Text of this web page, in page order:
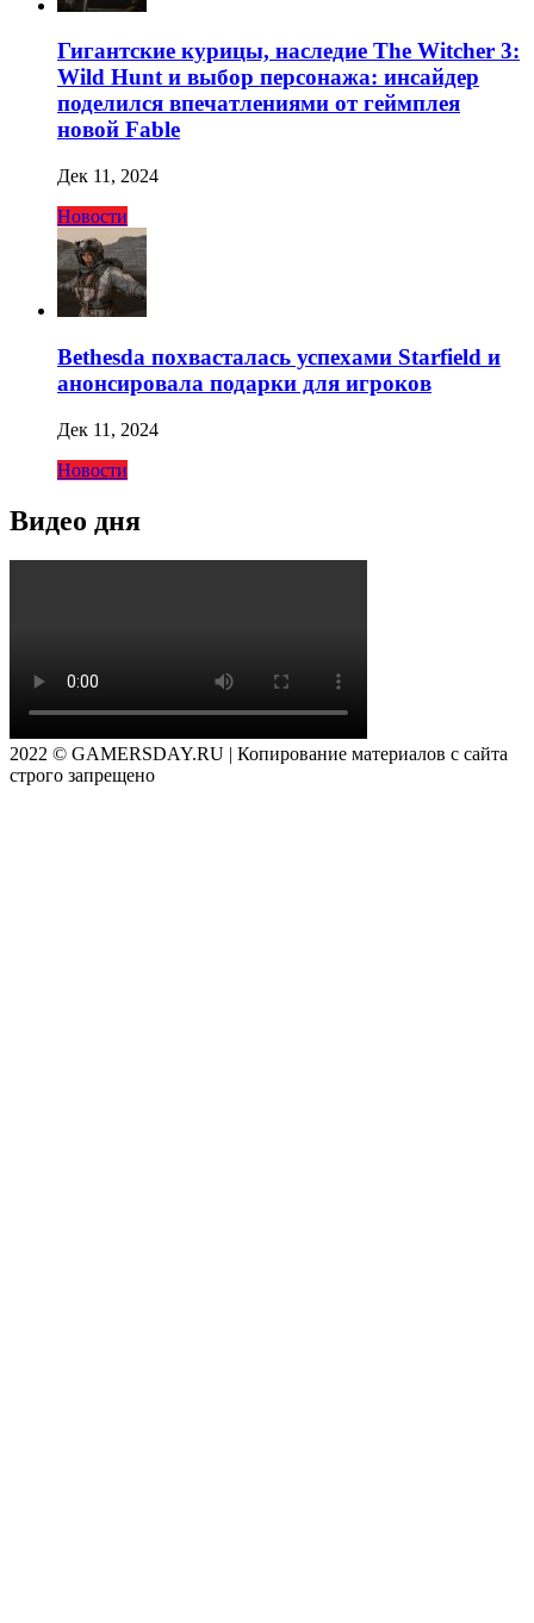
Гигантские курицы, наследие The Witcher 3:
Wild Hunt и выбор персонажа: инсайдер
поделился впечатлениями от геймплея
новой Fable
Дек 11, 2024
Новости
Bethesda похвасталась успехами Starfield и
анонсировала подарки для игроков
Дек 11, 2024
Новости
Видео дня
2022 © GAMERSDAY.RU | Копирование материалов с сайта
строго запрещено